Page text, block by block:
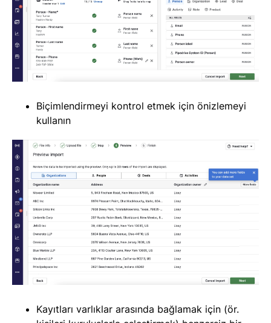
Biçimlendirmeyi kontrol etmek için önizlemeyi
kullanın
Kayıtları varlıklar arasında bağlamak için (ör.